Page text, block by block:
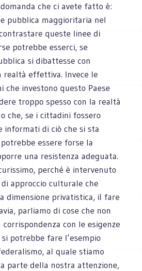
domanda che ci avete fatto è:
pubblica maggioritaria nel
queste linee di
potrebbe esserci, se
si dibattesse con
effettiva. Invece le
che investono questo Paese
troppo spesso con la realtà
che, se i cittadini fossero
informati di ciò che si sta
essere forse la
una resistenza adeguata.
perché è intervenuto
approccio culturale che
dimensione privatistica, il fare
parliamo di cose che non
corrispondenza con le esigenze
potrebbe fare l’esempio
al quale stiamo
parte della nostra attenzione,